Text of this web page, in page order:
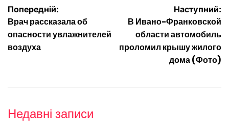
Навігація
записів
Попередній:
Врач рассказала об
опасности увлажнителей
воздуха
Наступний:
В Ивано-Франковской
области автомобиль
проломил крышу жилого
дома (Фото)
Недавні записи